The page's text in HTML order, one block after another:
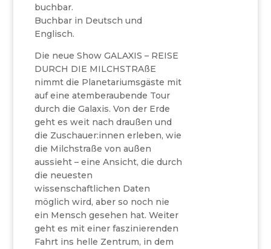
buchbar.
Buchbar in Deutsch und
Englisch.
Die neue Show GALAXIS – REISE
DURCH DIE MILCHSTRAßE
nimmt die Planetariumsgäste mit
auf eine atemberaubende Tour
durch die Galaxis. Von der Erde
geht es weit nach draußen und
die Zuschauer:innen erleben, wie
die Milchstraße von außen
aussieht – eine Ansicht, die durch
die neuesten
wissenschaftlichen Daten
möglich wird, aber so noch nie
ein Mensch gesehen hat. Weiter
geht es mit einer faszinierenden
Fahrt ins helle Zentrum, in dem